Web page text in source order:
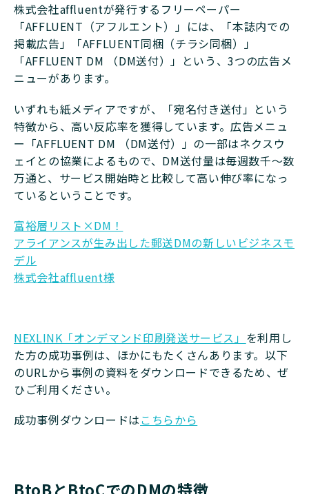
株式会社affluentが発行するフリーペーパー
「AFFLUENT（アフルエント）」には、「本誌内での
掲載広告」「AFFLUENT同梱（チラシ同梱）」
「AFFLUENT DM （DM送付）」という、3つの広告メ
ニューがあります。
いずれも紙メディアですが、「宛名付き送付」という
特徴から、高い反応率を獲得しています。広告メニュ
ー「AFFLUENT DM （DM送付）」の一部はネクスウ
ェイとの協業によるもので、DM送付量は毎週数千～数
万通と、サービス開始時と比較して高い伸び率になっ
ているということです。
富裕層リスト×DM！
アライアンスが生み出した郵送DMの新しいビジネスモ
デル
株式会社affluent様
NEXLINK「オンデマンド印刷発送サービス」 を利用し
た方の成功事例は、ほかにもたくさんあります。以下
のURLから事例の資料をダウンロードできるため、ぜ
ひご利用ください。
成功事例ダウンロードはこちらから
BtoBとBtoCでのDMの特徴